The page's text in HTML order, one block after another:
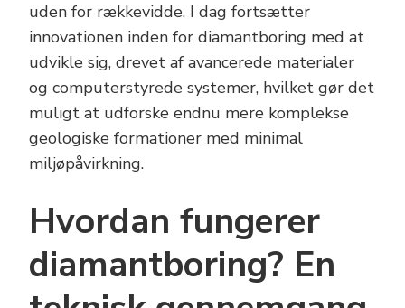
uden for rækkevidde. I dag fortsætter
innovationen inden for diamantboring med at
udvikle sig, drevet af avancerede materialer
og computerstyrede systemer, hvilket gør det
muligt at udforske endnu mere komplekse
geologiske formationer med minimal
miljøpåvirkning.
Hvordan fungerer
diamantboring? En